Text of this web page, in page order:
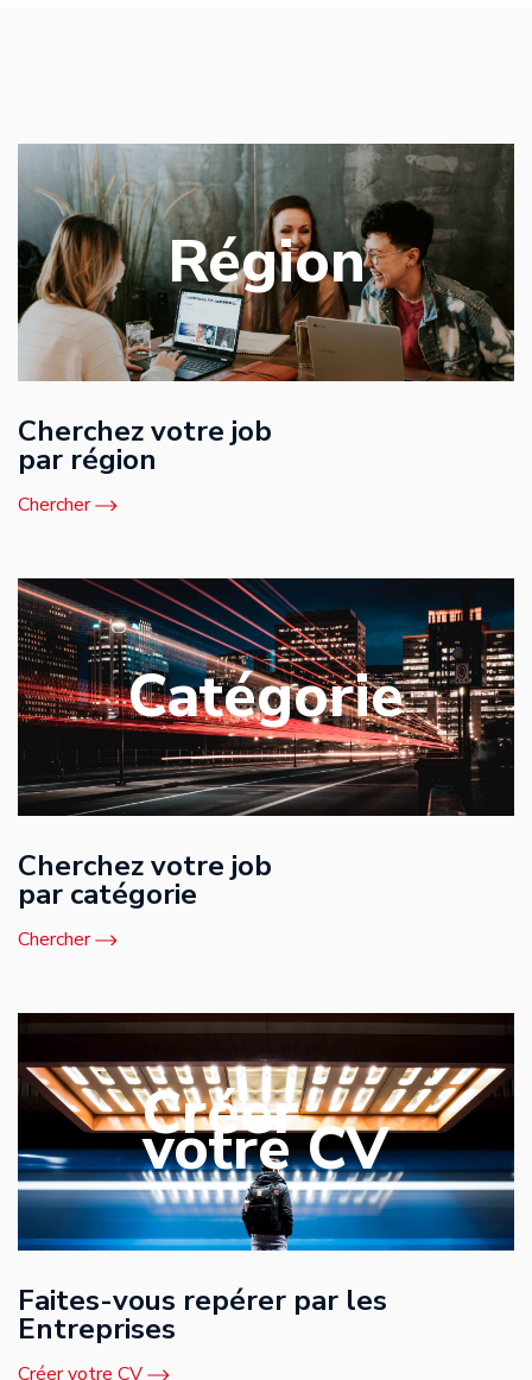
Région
Cherchez votre job
par région
Chercher
Catégorie
Cherchez votre job
par catégorie
Chercher
Créer
votre CV
Faites-vous repérer par les
Entreprises
Créer votre CV